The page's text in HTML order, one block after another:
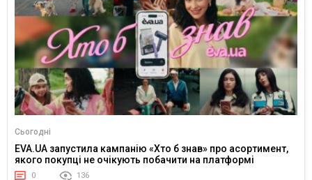
Сьогодні
EVA.UA запустила кампанію «Хто б знав» про асортимент,
якого покупці не очікують побачити на платформі
0 136